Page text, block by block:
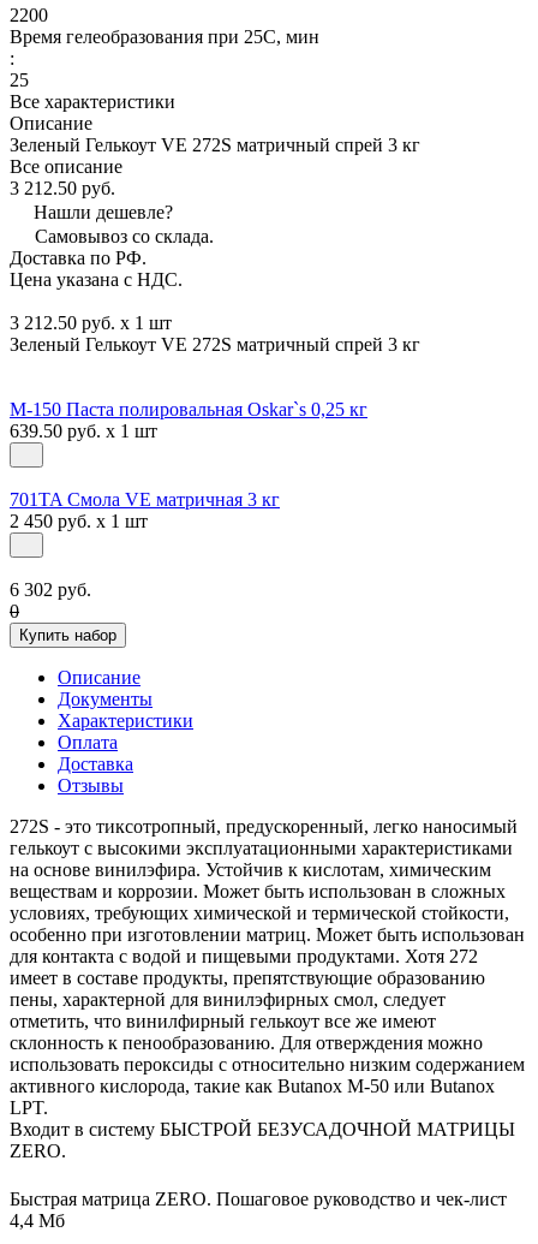
2200
Время гелеобразования при 25С, мин
:
25
Все характеристики
Описание
Зеленый Гелькоут VE 272S матричный спрей 3 кг
Все описание
3 212.50 руб.
Нашли дешевле?
Самовывоз со склада.
Доставка по РФ.
Цена указана с НДС.
3 212.50 руб. x 1 шт
Зеленый Гелькоут VE 272S матричный спрей 3 кг
М-150 Паста полировальная Oskar`s 0,25 кг
639.50 руб. x 1 шт
701TA Смола VE матричная 3 кг
2 450 руб. x 1 шт
6 302 руб.
0
Купить набор
Описание
Документы
Характеристики
Оплата
Доставка
Отзывы
272S - это тиксотропный, предускоренный, легко наносимый
гелькоут с высокими эксплуатационными характеристиками
на основе винилэфира. Устойчив к кислотам, химическим
веществам и коррозии. Может быть использован в сложных
условиях, требующих химической и термической стойкости,
особенно при изготовлении матриц. Может быть использован
для контакта с водой и пищевыми продуктами. Хотя 272
имеет в составе продукты, препятствующие образованию
пены, характерной для винилэфирных смол, следует
отметить, что винилфирный гелькоут все же имеют
склонность к пенообразованию. Для отверждения можно
использовать пероксиды с относительно низким содержанием
активного кислорода, такие как Butanox M-50 или Butanox
LPT.
Входит в систему БЫСТРОЙ БЕЗУСАДОЧНОЙ МАТРИЦЫ
ZERO.
Быстрая матрица ZERO. Пошаговое руководство и чек-лист
4,4 Мб